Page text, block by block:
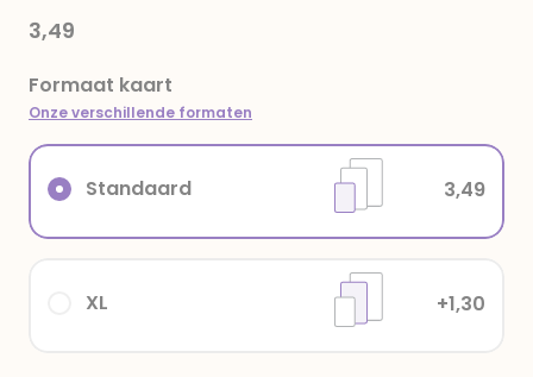
3,49
Formaat kaart
Onze verschillende formaten
XL +1,30
Standaard 3,49